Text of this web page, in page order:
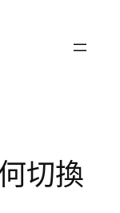
切換